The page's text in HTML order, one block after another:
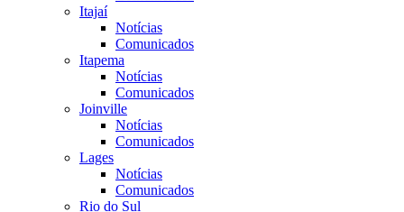
Itajaí
Notícias
Comunicados
Itapema
Notícias
Comunicados
Joinville
Notícias
Comunicados
Lages
Notícias
Comunicados
Rio do Sul